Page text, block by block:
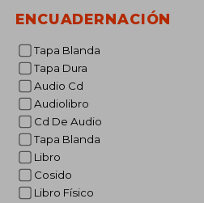
ENCUADERNACIÓN
Tapa Blanda
Tapa Dura
Audio Cd
Audiolibro
Cd De Audio
Tapa Blanda
Libro
Cosido
Libro Físico